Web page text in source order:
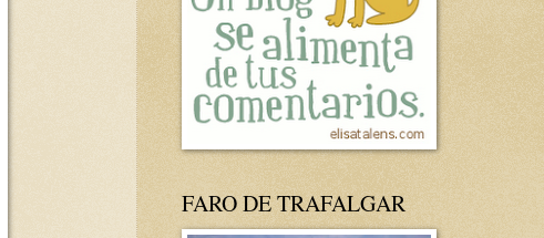
FARO DE TRAFALGAR